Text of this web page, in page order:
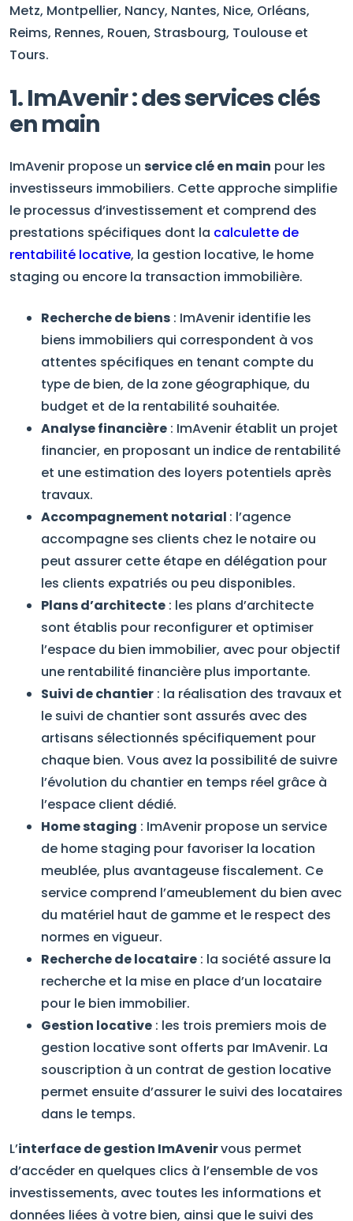
Metz, Montpellier, Nancy, Nantes, Nice, Orléans,
Reims, Rennes, Rouen, Strasbourg, Toulouse et
Tours.
1. ImAvenir : des services clés
en main
ImAvenir propose un service clé en main pour les
investisseurs immobiliers. Cette approche simplifie
le processus d’investissement et comprend des
prestations spécifiques dont la calculette de
rentabilité locative, la gestion locative, le home
staging ou encore la transaction immobilière.
Recherche de biens : ImAvenir identifie les
biens immobiliers qui correspondent à vos
attentes spécifiques en tenant compte du
type de bien, de la zone géographique, du
budget et de la rentabilité souhaitée.
Analyse financière : ImAvenir établit un projet
financier, en proposant un indice de rentabilité
et une estimation des loyers potentiels après
travaux.
Accompagnement notarial : l’agence
accompagne ses clients chez le notaire ou
peut assurer cette étape en délégation pour
les clients expatriés ou peu disponibles.
Plans d’architecte : les plans d’architecte
sont établis pour reconfigurer et optimiser
l’espace du bien immobilier, avec pour objectif
une rentabilité financière plus importante.
Suivi de chantier : la réalisation des travaux et
le suivi de chantier sont assurés avec des
artisans sélectionnés spécifiquement pour
chaque bien. Vous avez la possibilité de suivre
l’évolution du chantier en temps réel grâce à
l’espace client dédié.
Home staging : ImAvenir propose un service
de home staging pour favoriser la location
meublée, plus avantageuse fiscalement. Ce
service comprend l’ameublement du bien avec
du matériel haut de gamme et le respect des
normes en vigueur.
Recherche de locataire : la société assure la
recherche et la mise en place d’un locataire
pour le bien immobilier.
Gestion locative : les trois premiers mois de
gestion locative sont offerts par ImAvenir. La
souscription à un contrat de gestion locative
permet ensuite d’assurer le suivi des locataires
dans le temps.
L’interface de gestion ImAvenirvous permet
d’accéder en quelques clics à l’ensemble de vos
investissements, avec toutes les informations et
données liées à votre bien, ainsi que le suivi des